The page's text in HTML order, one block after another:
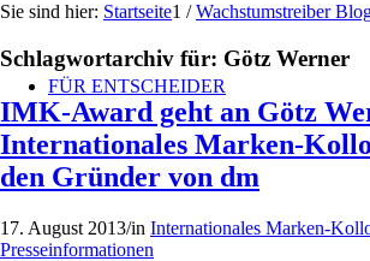
FÜR ENTSCHEIDER
Sie sind hier: Startseite1 / Wachstumstreiber
Schlagwortarchiv für: Götz Werner
IMK-Award geht an Götz
Internationales Marken-
den Gründer von dm
17. August 2013/in Internationales Marken-
Presseinformationen